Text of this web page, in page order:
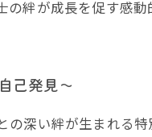
絆が成長を促す感
己発見〜
深い絆が生まれる